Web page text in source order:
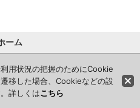
ーム
用状況の把握のためにCookie
移した場合、Cookieなどの設
詳しくはこちら